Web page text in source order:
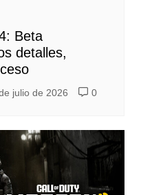
Beta
detalles,
julio de 2026 0